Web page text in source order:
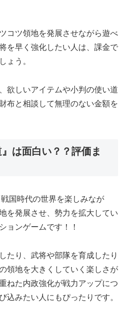
コツ領地を発展させながら遊べ
を早く強化したい人は、課金で
ょう。
欲しいアイテムや小判の使い道
布と相談して無理のない金額を
』は面白い？？評価ま
国時代の世界を楽しみなが
を発展させ、勢力を拡大してい
ョンゲームです！！
たり、武将や部隊を育成したり
領地を大きくしていく楽しさが
ねた内政強化が戦力アップにつ
込みたい人にもぴったりです。